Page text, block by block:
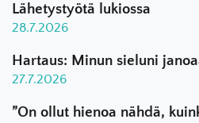
Lähetystyötä lukiossa
28.7.2026
Hartaus: Minun sieluni
27.7.2026
”On ollut hienoa nähdä,